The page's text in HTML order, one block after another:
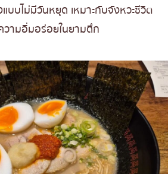
บบไม่มีวันหยุด เหมาะกับจังหวะชีวิต
ามอิ่มอร่อยในยามดึก